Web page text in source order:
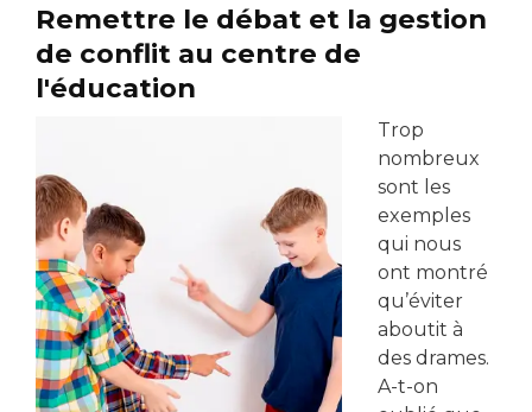
Remettre le débat et la gestion
de conflit au centre de
l'éducation
Trop
nombreux
sont les
exemples
qui nous
ont montré
qu’éviter
aboutit à
des drames.
A-t-on